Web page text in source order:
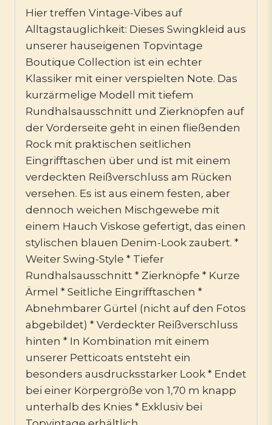
Hier treffen Vintage-Vibes auf
Alltagstauglichkeit: Dieses Swingkleid aus
unserer hauseigenen Topvintage
Boutique Collection ist ein echter
Klassiker mit einer verspielten Note. Das
kurzärmelige Modell mit tiefem
Rundhalsausschnitt und Zierknöpfen auf
der Vorderseite geht in einen fließenden
Rock mit praktischen seitlichen
Eingrifftaschen über und ist mit einem
verdeckten Reißverschluss am Rücken
versehen. Es ist aus einem festen, aber
dennoch weichen Mischgewebe mit
einem Hauch Viskose gefertigt, das einen
stylischen blauen Denim-Look zaubert. *
Weiter Swing-Style * Tiefer
Rundhalsausschnitt * Zierknöpfe * Kurze
Ärmel * Seitliche Eingrifftaschen *
Abnehmbarer Gürtel (nicht auf den Fotos
abgebildet) * Verdeckter Reißverschluss
hinten * In Kombination mit einem
unserer Petticoats entsteht ein
besonders ausdrucksstarker Look * Endet
bei einer Körpergröße von 1,70 m knapp
unterhalb des Knies * Exklusiv bei